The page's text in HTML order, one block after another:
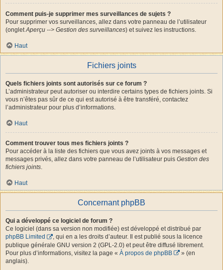
Comment puis-je supprimer mes surveillances de sujets ?
Pour supprimer vos surveillances, allez dans votre panneau de l’utilisateur
(ongletAperçu --> Gestion des surveillances) et suivez les instructions.
Haut
Fichiers joints
Quels fichiers joints sont autorisés sur ce forum ?
L’administrateur peut autoriser ou interdire certains types de fichiers joints. Si
vous n’êtes pas sûr de ce qui est autorisé à être transféré, contactez
l’administrateur pour plus d’informations.
Haut
Comment trouver tous mes fichiers joints ?
Pour accéder à la liste des fichiers que vous avez joints à vos messages et
messages privés, allez dans votre panneau de l’utilisateur puis Gestion des
fichiers joints.
Haut
Concernant phpBB
Qui a développé ce logiciel de forum ?
Ce logiciel (dans sa version non modifiée) est développé et distribué par
phpBB Limited
, qui en a les droits d’auteur. Il est publié sous la licence
publique générale GNU version 2 (GPL-2.0) et peut être diffusé librement.
Pour plus d’informations, visitez la page « À propos de phpBB
» (en
anglais).